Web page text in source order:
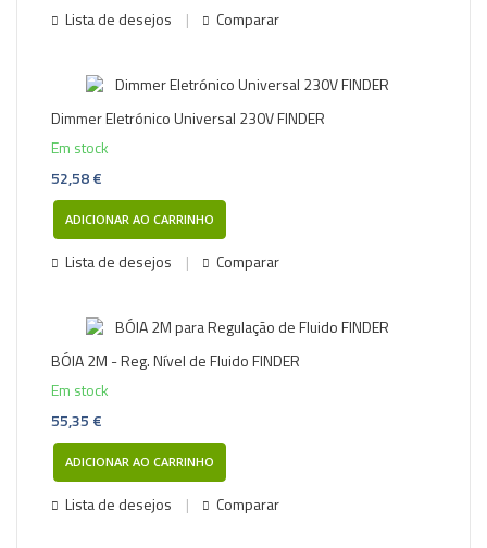
Lista de desejos Comparar
Dimmer Eletrónico Universal 230V FINDER
Em stock
52,58 €
ADICIONAR AO CARRINHO
Lista de desejos Comparar
BÓIA 2M - Reg. Nível de Fluido FINDER
Em stock
55,35 €
ADICIONAR AO CARRINHO
Lista de desejos Comparar